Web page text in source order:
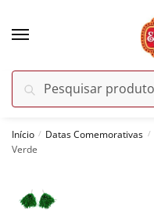
por:
Pesquisar
Início / Datas Comemorativas /
Verde